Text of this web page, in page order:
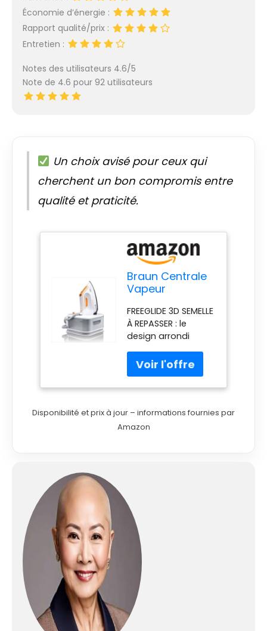
Économie d’énergie :
Rapport qualité/prix :
Entretien :
Notes des utilisateurs 4.6/5
Note de 4.6 pour 92 utilisateurs
Un choix avisé pour ceux qui
cherchent un bon compromis entre
qualité et praticité.
Braun Centrale
Vapeur
2400 W
FREEGLIDE 3D SEMELLE
À REPASSER : le
design arrondi
unique t une glisse
à 360 sur n'importe
quel tissu, sur tous
les obstacles,
Ainsi, vous ne restez
plus coincé aux
400 g/min, la
vapeur fine peut
pénétrer
complètement les
tissus de vos
vêtements et ainsi
lisser même les plis
les plus profonds
TECHNOLOGIE ICARE :
le réglage intelligent
Disponibilité et prix à jour – informations fournies par
Amazon